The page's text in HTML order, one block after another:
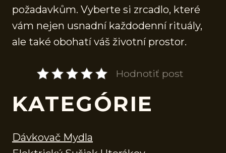
požadavkům. Vyberte si zrcadlo, které
vám nejen usnadní každodenní rituály,
ale také obohatí váš životní prostor.
Hodnotiť post
KATEGÓRIE
Dávkovač Mydla